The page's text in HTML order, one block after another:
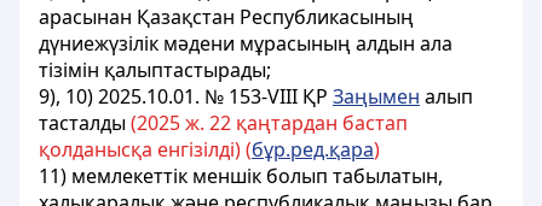
арасынан Қазақстан Республикасының
дүниежүзілік мәдени мұрасының алдын ала
тізімін қалыптастырады;
9), 10) 2025.10.01. № 153-VIII ҚР Заңымен алып
тасталды(2025 ж. 22 қаңтардан бастап
қолданысқа енгізілді) (бұр.ред.қара)
11) мемлекеттік меншік болып табылатын,